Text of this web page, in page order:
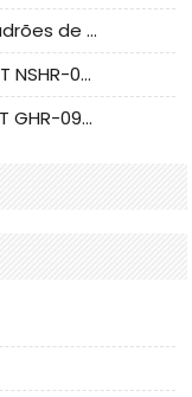
CLIFF referente à atualização dos padrões de teste de conectores nacionais
Conector JST - Fornece conector JST NSHR-02V-S original | substituto
Conector JST - fornece conector JST GHR-09V-S autêntico | substituto